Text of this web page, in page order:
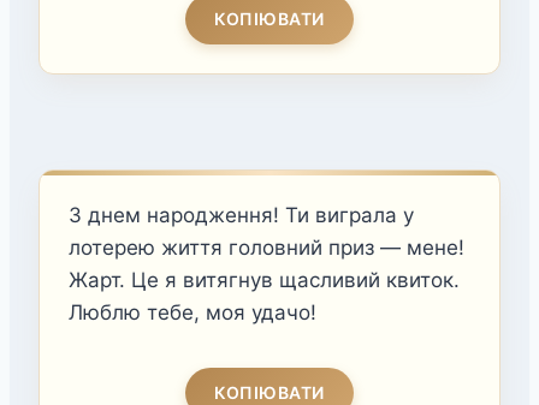
КОПІЮВАТИ
З днем народження! Ти виграла у
лотерею життя головний приз — мене!
Жарт. Це я витягнув щасливий квиток.
Люблю тебе, моя удачо!
КОПІЮВАТИ